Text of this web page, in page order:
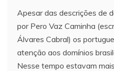
Apesar das descrições de
por Pero Vaz Caminha
Álvares Cabral) os
atenção aos domínios
Nesse tempo estavam